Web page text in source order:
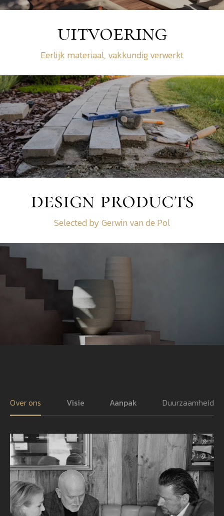
uitvoering
Eerlijk materiaal, vakkundig verwerkt
design products
Selected by Gerwin van de Pol
Over ons Visie Aanpak Duurzaamheid